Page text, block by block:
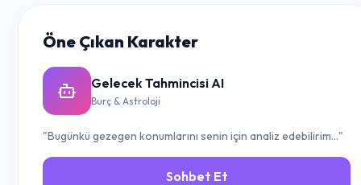
Öne Çıkan Karakter
Gelecek Tahmincisi AI
Burç & Astroloji
"Bugünkü gezegen konumlarını senin için analiz edebilirim..."
Sohbet Et